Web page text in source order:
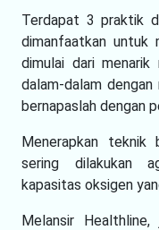
Terdapat 3 praktik
dimanfaatkan untuk
dimulai dari menarik
dalam-dalam dengan
bernapaslah dengan
Menerapkan teknik
sering dilakukan
kapasitas oksigen
Melansir